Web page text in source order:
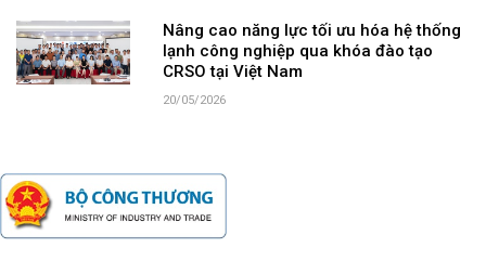
Nâng cao năng lực tối ưu hóa hệ thống
lạnh công nghiệp qua khóa đào tạo
CRSO tại Việt Nam
20/05/2026